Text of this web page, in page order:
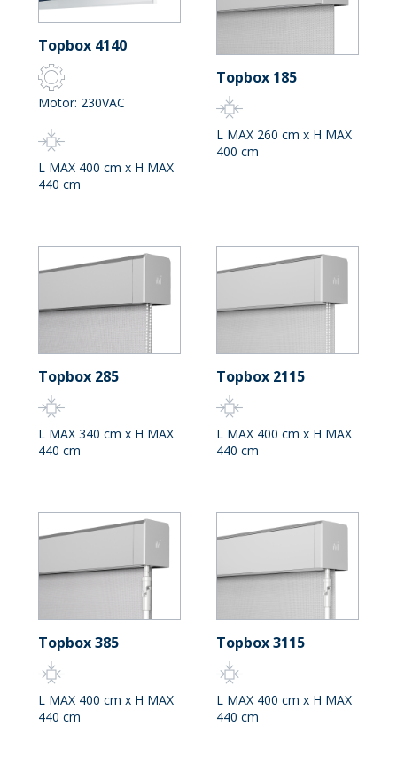
Topbox 4140
Motor: 230VAC
L MAX 400 cm x H MAX
440 cm
Topbox 185
L MAX 260 cm x H MAX
400 cm
Topbox 285
L MAX 340 cm x H MAX
440 cm
Topbox 2115
L MAX 400 cm x H MAX
440 cm
Topbox 385
L MAX 400 cm x H MAX
440 cm
Topbox 3115
L MAX 400 cm x H MAX
440 cm